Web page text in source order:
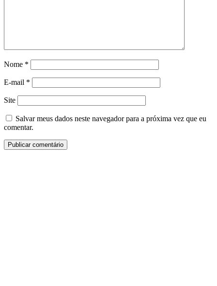
Nome *
E-mail *
Site
Salvar meus dados neste navegador para a próxima vez que eu
comentar.